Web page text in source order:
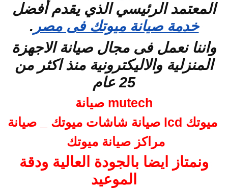
المعتمد الرئيسي الذي يقدم أفضل
خدمة صيانة ميوتك فى مصر .
واننا نعمل فى مجال صيانة الاجهزة
المنزلية والاليكترونية منذ اكثر من
25 عام
mutech صيانة
ميوتك lcd صيانة شاشات ميوتك _ صيانة
مراكز صيانة ميوتك
ونمتاز ايضا بالجودة العالية ودقة
الموعيد